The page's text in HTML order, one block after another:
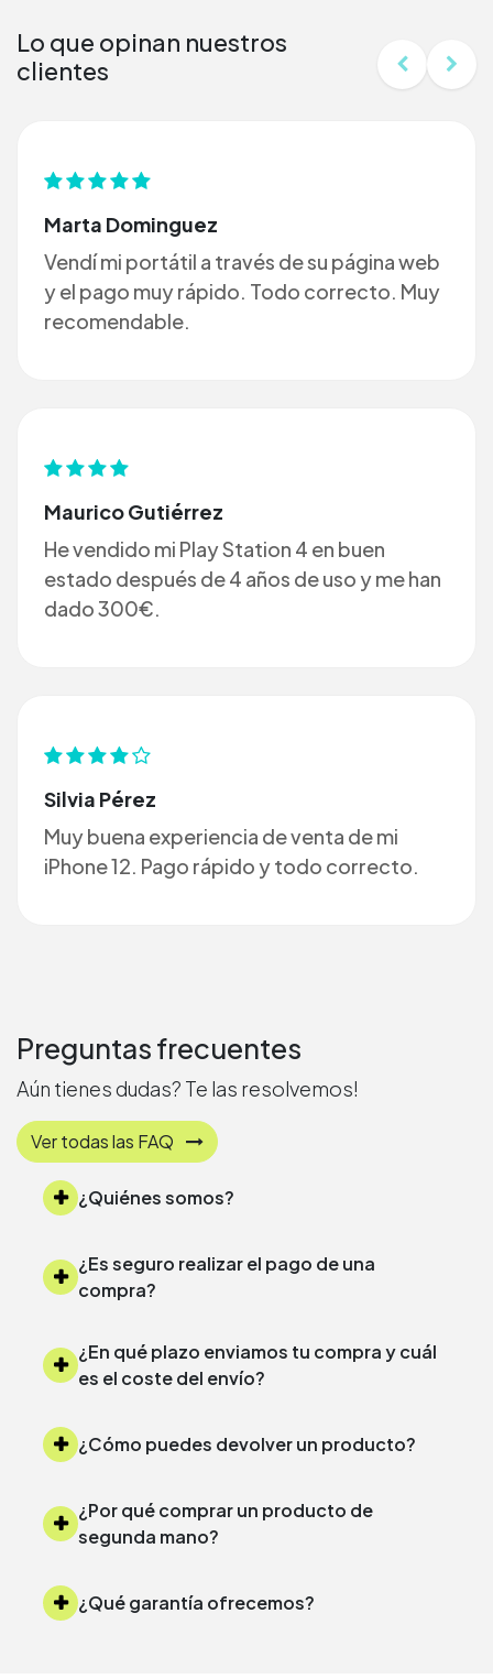
Lo que opinan nuestros
clientes
Marta Dominguez
Vendí mi portátil a través de su página web
y el pago muy rápido. Todo correcto. Muy
recomendable.
Maurico Gutiérrez
He vendido mi Play Station 4 en buen
estado después de 4 años de uso y me han
dado 300€.
Silvia Pérez
Muy buena experiencia de venta de mi
iPhone 12. Pago rápido y todo correcto.
Preguntas frecuentes
Aún tienes dudas? Te las resolvemos!
Ver todas las FAQ
¿Quiénes somos?
¿Es seguro realizar el pago de una
compra?
¿En qué plazo enviamos tu compra y cuál
es el coste del envío?
¿Cómo puedes devolver un producto?
¿Por qué comprar un producto de
segunda mano?
¿Qué garantía ofrecemos?